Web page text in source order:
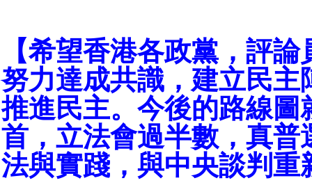
【希望香港各政黨，評
努力達成共識，建立民主
推進民主。今後的路線圖
首，立法會過半數，真普
法與實踐，與中央談判重